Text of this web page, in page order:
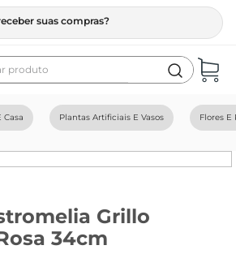
suas compras?
produto
Casa Plantas Artificiais E Vasos Flores
Grillo
34cm